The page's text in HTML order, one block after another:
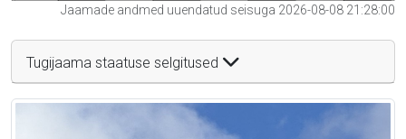
Jaamade andmed uuendatud seisuga 2026-08-08 21:28:00
Tugijaama staatuse selgitused